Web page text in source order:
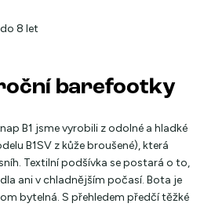
8 let
barefootky
B1 jsme vyrobili z odolné a hladké
B1SV z kůže broušené), která
Textilní podšívka se postará o to,
ani v chladnějším počasí. Bota je
bytelná. S přehledem předčí těžké